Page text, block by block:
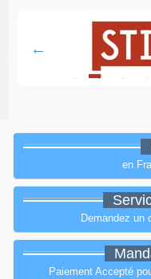
en
Demandez un
Paiement Accepté